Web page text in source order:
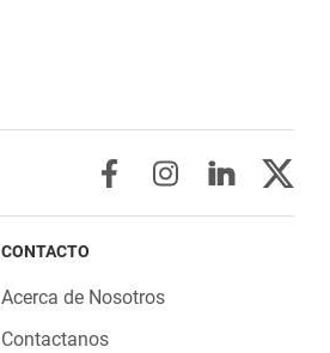
CONTACTO
Acerca de Nosotros
Contactanos